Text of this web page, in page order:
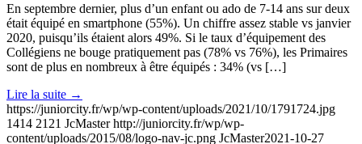
En septembre dernier, plus d’un enfant ou ado de 7-14 ans sur deux
était équipé en smartphone (55%). Un chiffre assez stable vs janvier
2020, puisqu’ils étaient alors 49%. Si le taux d’équipement des
Collégiens ne bouge pratiquement pas (78% vs 76%), les Primaires
sont de plus en nombreux à être équipés : 34% (vs […]
Lire la suite →
https://juniorcity.fr/wp/wp-content/uploads/2021/10/1791724.jpg
1414 2121 JcMaster http://juniorcity.fr/wp/wp-
content/uploads/2015/08/logo-nav-jc.png JcMaster2021-10-27